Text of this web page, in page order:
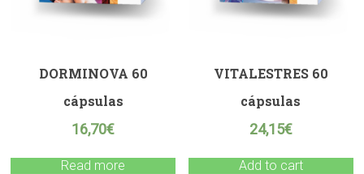
DORMINOVA 60
cápsulas
16,70€
Read more
VITALESTRES 60
cápsulas
24,15€
Add to cart